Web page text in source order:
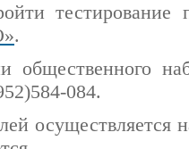
.
общественного
084.
осуществляется